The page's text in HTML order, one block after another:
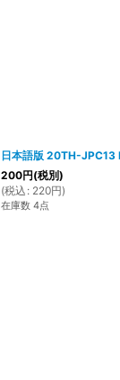
日本語版 20TH-JPC13
200円(税別)
(税込 : 220円)
在庫数 4点